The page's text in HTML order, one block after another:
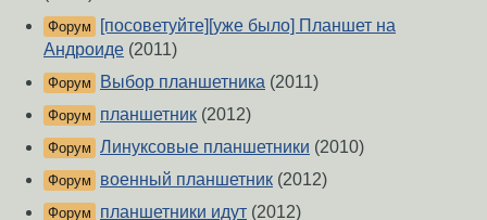
Форум
[посоветуйте][уже было] Планшет на
Андроиде (2011)
Форум Выбор планшетника (2011)
Форум планшетник (2012)
Форум Линуксовые планшетники (2010)
Форум военный планшетник (2012)
Форум планшетники идут (2012)